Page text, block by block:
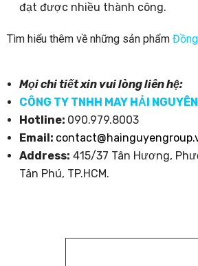
đạt được nhiều thành công.
Tìm hiểu thêm về những sản phẩm
Mọi chi tiết xin vui lòng liên hệ:
CÔNG TY TNHH MAY HẢI NGUYÊN
Hotline: 090.979.8003
Email:
Address: 415/37 Tân Hương,
Tân Phú, TP.HCM.